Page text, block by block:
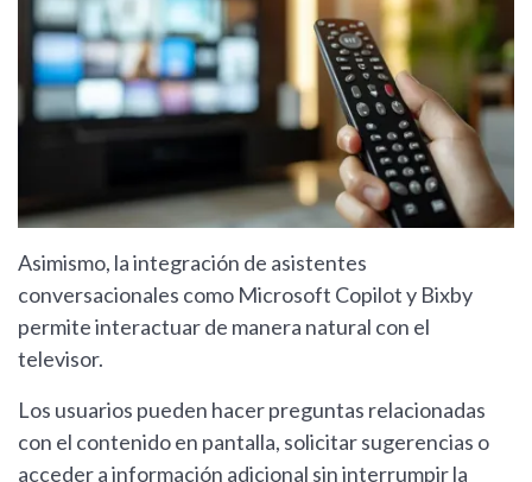
Asimismo, la integración de asistentes
conversacionales como Microsoft Copilot y Bixby
permite interactuar de manera natural con el
televisor.
Los usuarios pueden hacer preguntas relacionadas
con el contenido en pantalla, solicitar sugerencias o
acceder a información adicional sin interrumpir la